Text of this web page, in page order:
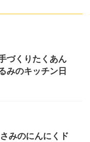
づくりたくあん
みのキッチン日
みのにんにくド